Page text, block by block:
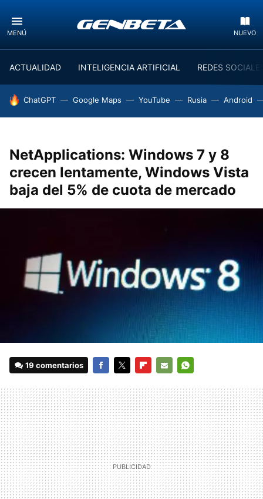
MENÚ NUEVO
ACTUALIDAD INTELIGENCIA ARTIFICIAL REDES
HOY SE HABLA DE
ChatGPT Google Maps YouTube Rusia Android
NetApplications: Windows 7 y 8
crecen lentamente, Windows Vista
baja del 5% de cuota de mercado
19 comentarios
MAIL